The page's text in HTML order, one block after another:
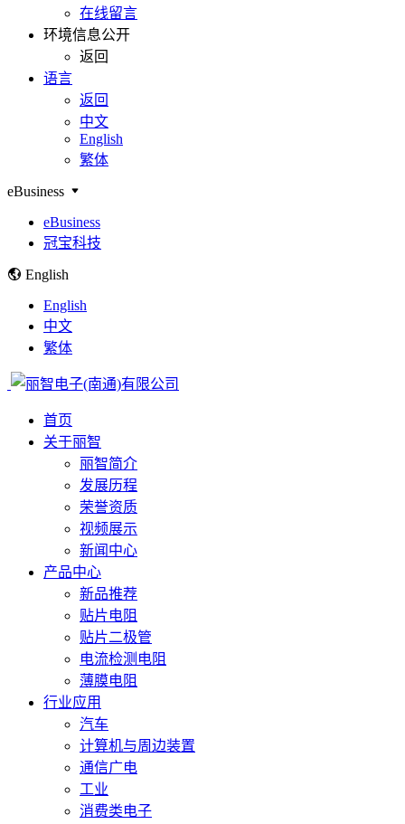
在线留言
环境信息公开
返回
语言
返回
中文
English
繁体
eBusiness
eBusiness
冠宝科技
English
English
中文
繁体
首页
关于丽智
丽智简介
发展历程
荣誉资质
视频展示
新闻中心
产品中心
新品推荐
贴片电阻
贴片二极管
电流检测电阻
薄膜电阻
行业应用
汽车
计算机与周边装置
通信广电
工业
消费类电子